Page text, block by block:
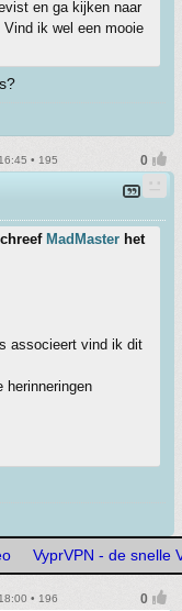
en ga kijken naar
Vind ik wel een mooie
• 195
MadMaster het
associeert vind ik dit
herinneringen
VyprVPN - de snelle
• 196